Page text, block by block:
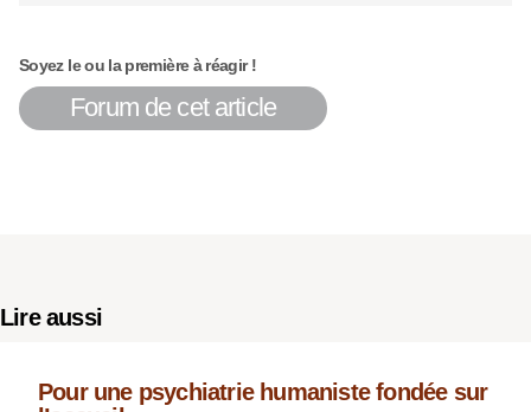
Soyez le ou la première à réagir !
Forum de cet article
Lire aussi
Pour une psychiatrie humaniste fondée sur